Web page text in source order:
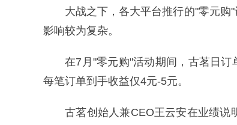
大战之下，各大平台推行的"零元
影响较为复杂。
在7月"零元购"活动期间，古茗日
每笔订单到手收益仅4元-5元。
古茗创始人兼CEO王云安在业绩说